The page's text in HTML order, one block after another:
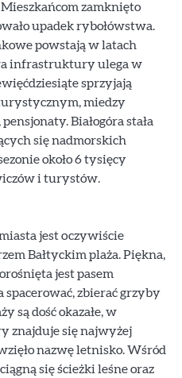
Mieszkańcom zamknięto
upadek rybołówstwa.
powstają w latach
infrastruktury ulega w
sprzyjają
miedzy
Białogóra stała
się nadmorskich
około 6 tysięcy
i turystów.
jest oczywiście
Bałtyckim plaża. Piękna,
jest pasem
spacerować, zbierać grzyby
są dość okazałe, w
znajduje się najwyżej
nazwę letnisko. Wśród
się ścieżki leśne oraz